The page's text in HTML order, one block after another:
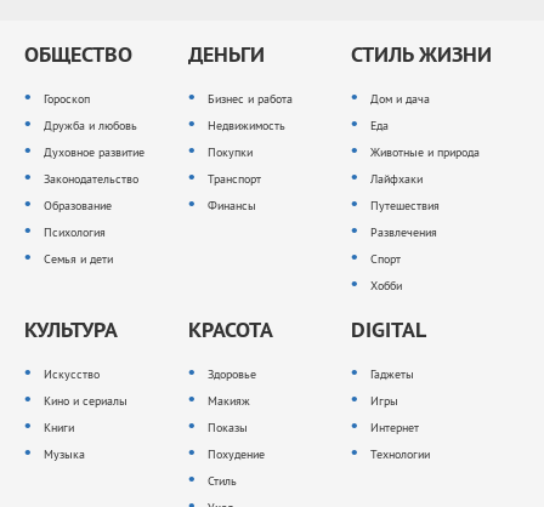
ОБЩЕСТВО
Гороскоп
Дружба и любовь
Духовное развитие
Законодательство
Образование
Психология
Семья и дети
ДЕНЬГИ
Бизнес и работа
Недвижимость
Покупки
Транспорт
Финансы
СТИЛЬ ЖИЗНИ
Дом и дача
Еда
Животные и природа
Лайфхаки
Путешествия
Развлечения
Спорт
Хобби
КУЛЬТУРА
Искусство
Кино и сериалы
Книги
Музыка
КРАСОТА
Здоровье
Макияж
Показы
Похудение
Стиль
DIGITAL
Гаджеты
Игры
Интернет
Технологии